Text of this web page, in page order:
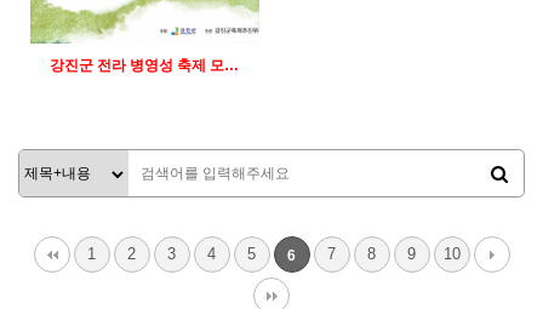
인바이트미
강진군 전라 병영성 축제 모…
1 2 3 4 5 6 7 8 9 10